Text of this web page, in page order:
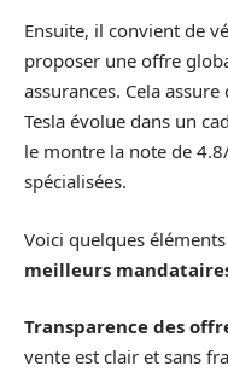
Ensuite, il convient de
proposer une offre
assurances. Cela
Tesla évolue dans un
le montre la note de
spécialisées.
Voici quelques
meilleurs
Transparence des
vente est clair et sans